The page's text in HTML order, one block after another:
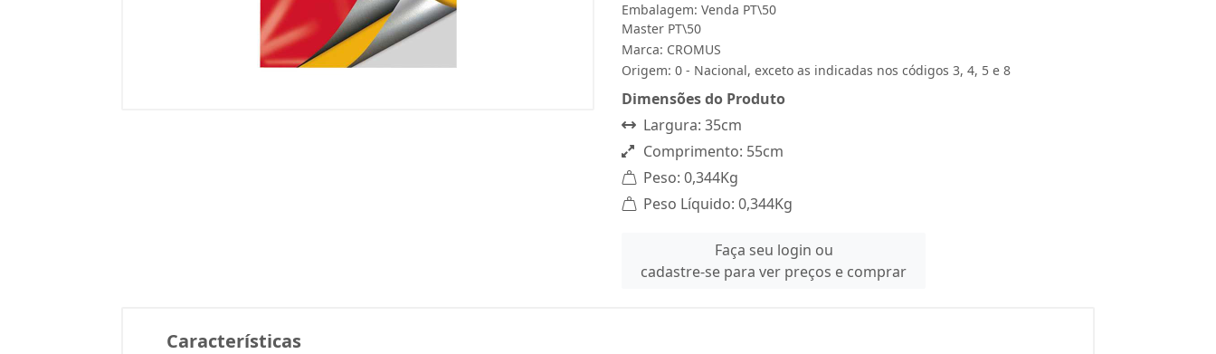
Embalagem: Venda PT\50
Master PT\50
Marca: CROMUS
Origem: 0 - Nacional, exceto as indicadas nos códigos 3, 4, 5 e 8
Dimensões do Produto
Largura: 35cm
Comprimento: 55cm
Peso: 0,344Kg
Peso Líquido: 0,344Kg
Faça seu login ou
cadastre-se para ver preços e comprar
Características